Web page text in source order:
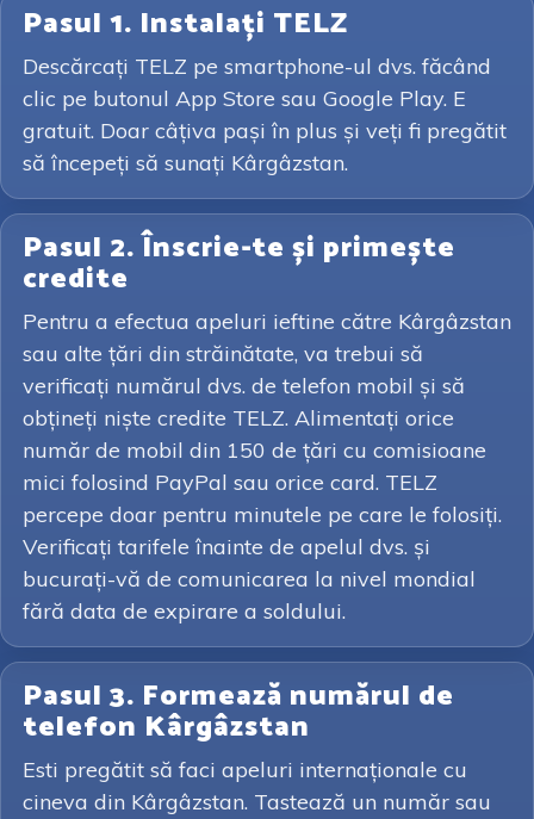
Pasul 1. Instalați TELZ
Descărcați TELZ pe smartphone-ul dvs. făcând
clic pe butonul App Store sau Google Play. E
gratuit. Doar câțiva pași în plus și veți fi pregătit
să începeți să sunați Kârgâzstan.
Pasul 2. Înscrie-te și primește
credite
Pentru a efectua apeluri ieftine către Kârgâzstan
sau alte țări din străinătate, va trebui să
verificați numărul dvs. de telefon mobil și să
obțineți niște credite TELZ. Alimentați orice
număr de mobil din 150 de țări cu comisioane
mici folosind PayPal sau orice card. TELZ
percepe doar pentru minutele pe care le folosiți.
Verificați tarifele înainte de apelul dvs. și
bucurați-vă de comunicarea la nivel mondial
fără data de expirare a soldului.
Pasul 3. Formează numărul de
telefon Kârgâzstan
Esti pregătit să faci apeluri internaționale cu
cineva din Kârgâzstan. Tastează un număr sau